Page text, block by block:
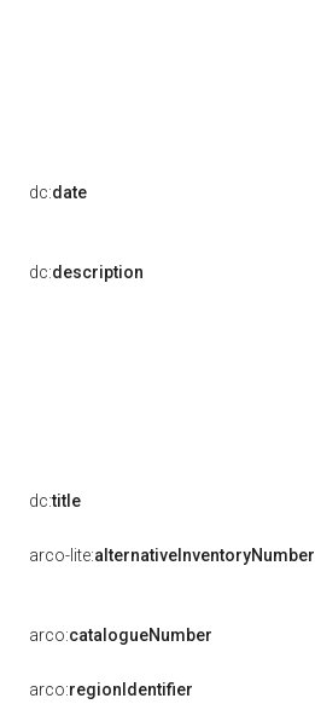
dc:date
dc:description
dc:title
arco-lite:alternativeInventoryNumber
arco:catalogueNumber
arco:regionIdentifier